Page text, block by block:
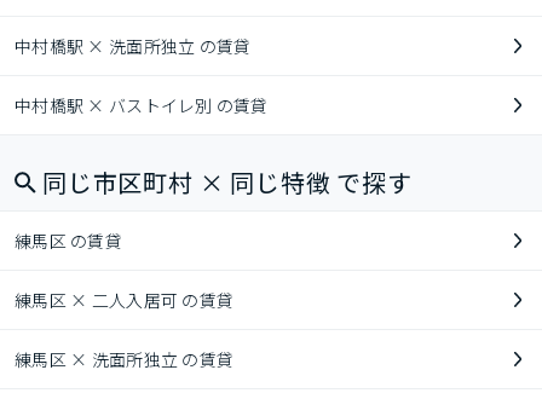
中村橋駅 × 洗面所独立 の賃貸
中村橋駅 × バストイレ別 の賃貸
同じ市区町村 × 同じ特徴 で探す
練馬区 の賃貸
練馬区 × 二人入居可 の賃貸
練馬区 × 洗面所独立 の賃貸